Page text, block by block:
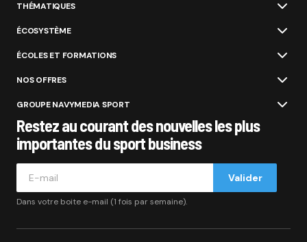
THÉMATIQUES
ÉCOSYSTÈME
ÉCOLES ET FORMATIONS
NOS OFFRES
GROUPE NAVYMEDIA SPORT
Restez au courant des nouvelles les plus
importantes du sport business
Valider
Dans votre boite e-mail (1 fois par semaine).